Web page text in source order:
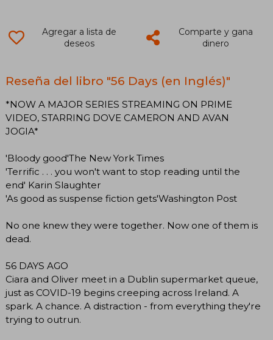
Agregar a lista de
deseos
Comparte y gana
dinero
Reseña del libro "56 Days (en Inglés)"
*NOW A MAJOR SERIES STREAMING ON PRIME
VIDEO, STARRING DOVE CAMERON AND AVAN
JOGIA*
'Bloody good'The New York Times
'Terrific . . . you won't want to stop reading until the
end' Karin Slaughter
'As good as suspense fiction gets'Washington Post
No one knew they were together. Now one of them is
dead.
56 DAYS AGO
Ciara and Oliver meet in a Dublin supermarket queue,
just as COVID-19 begins creeping across Ireland. A
spark. A chance. A distraction - from everything they're
trying to outrun.